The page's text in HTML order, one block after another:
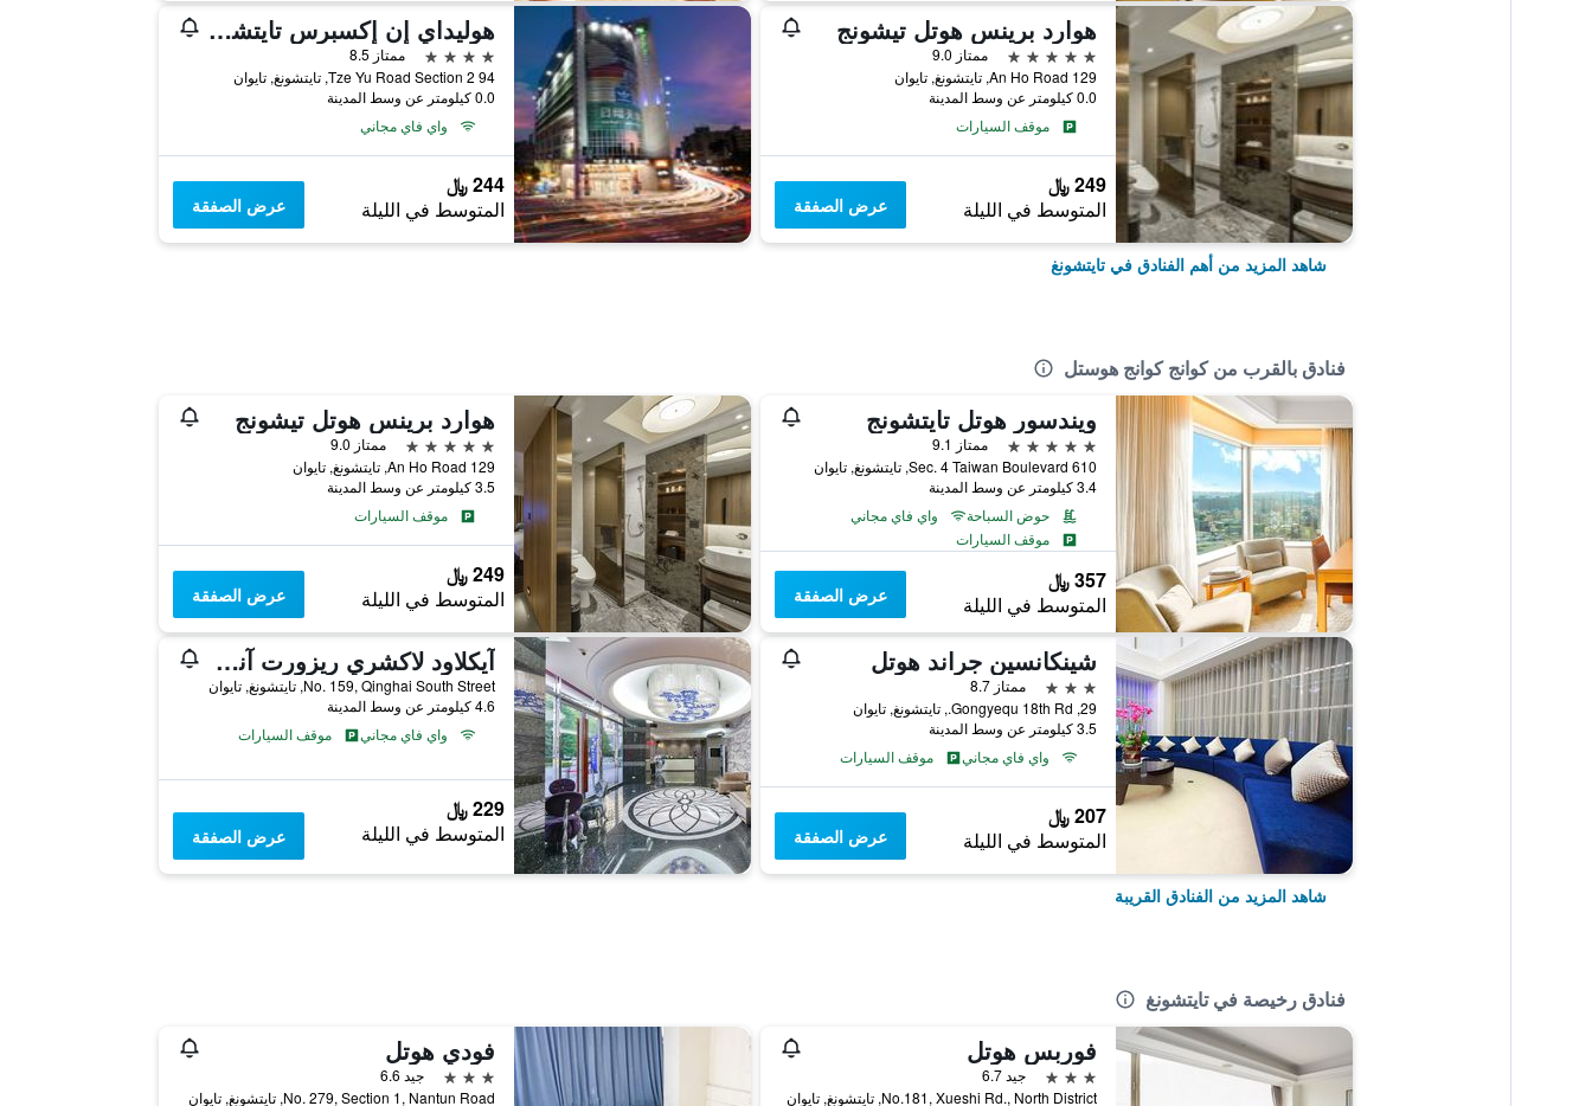
هوارد برينس هوتل تيشونج
5 نجوم
ممتاز 9.0
129 An Ho Road, تايتشونغ, تايوان
0.0 كيلومتر عن وسط المدينة
موقف السيارات
249 ﷼
المتوسط في الليلة عرض الصفقة
هوليداي إن إكسبرس تايتشونج بارك باي آيتش جي
4 نجوم
ممتاز 8.5
94 Tze Yu Road Section 2, تايتشونغ, تايوان
0.0 كيلومتر عن وسط المدينة
واي فاي مجاني
244 ﷼
المتوسط في الليلة عرض الصفقة
شاهد المزيد من أهم الفنادق في تايتشونغ
فنادق بالقرب من كوانج كوانج هوستل
ويندسور هوتل تايتشونج
5 نجوم
ممتاز 9.1
610 Sec. 4 Taiwan Boulevard, تايتشونغ, تايوان
3.4 كيلومتر عن وسط المدينة
حوض السباحة
واي فاي مجاني
موقف السيارات
357 ﷼
المتوسط في الليلة عرض الصفقة
هوارد برينس هوتل تيشونج
5 نجوم
ممتاز 9.0
129 An Ho Road, تايتشونغ, تايوان
3.5 كيلومتر عن وسط المدينة
موقف السيارات
249 ﷼
المتوسط في الليلة عرض الصفقة
شينكانسين جراند هوتل
3 نجوم
ممتاز 8.7
29, Gongyequ 18th Rd., تايتشونغ, تايوان
3.5 كيلومتر عن وسط المدينة
واي فاي مجاني
موقف السيارات
207 ﷼
المتوسط في الليلة عرض الصفقة
آيكلاود لاكشري ريزورت آند هوتل
No. 159, Qinghai South Street, تايتشونغ, تايوان
4.6 كيلومتر عن وسط المدينة
واي فاي مجاني
موقف السيارات
229 ﷼
المتوسط في الليلة عرض الصفقة
شاهد المزيد من الفنادق القريبة
فنادق رخيصة في تايتشونغ
فوربس هوتل
3 نجوم
جيد 6.7
No.181, Xueshi Rd., North District, تايتشونغ, تايوان
فودي هوتل
3 نجوم
جيد 6.6
No. 279, Section 1, Nantun Road, تايتشونغ, تايوان